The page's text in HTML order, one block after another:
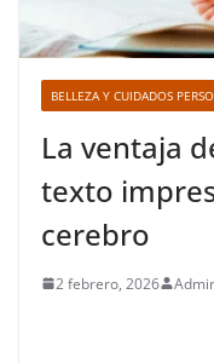
BELLEZA Y CUIDADOS
La ventaja
texto
cerebro
2 febrero, 2026